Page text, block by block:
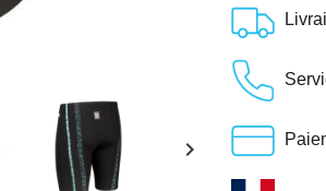
keyboard_arrow_right